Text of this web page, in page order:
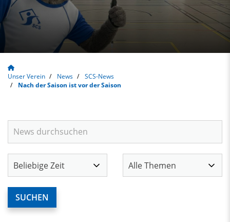
Unser Verein News
SCS-News
Nach der Saison ist vor der Saison